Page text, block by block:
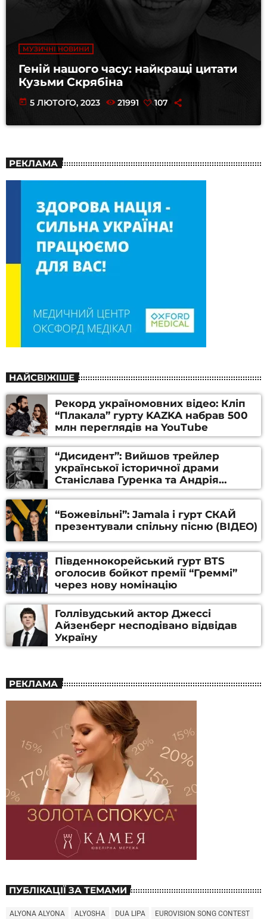
МУЗИЧНІ НОВИНИ
Геній нашого часу: найкращі цитати
Кузьми Скрябіна
today 5 ЛЮТОГО, 2023 21991 107
РЕКЛАМА
НАЙСВІЖІШЕ
Рекорд україномовних відео: Кліп
“Плакала” гурту KAZKA набрав 500
млн переглядів на YouTube
“Дисидент”: Вийшов трейлер
української історичної драми
Станіслава Гуренка та Андрія
Алфьорова (ВІДЕО)
“Божевільні”: Jamala і гурт СКАЙ
презентували спільну пісню (ВІДЕО)
Південнокорейський гурт BTS
оголосив бойкот премії “Греммі”
через нову номінацію
Голлівудський актор Джессі
Айзенберг несподівано відвідав
Україну
РЕКЛАМА
ПУБЛІКАЦІЇ ЗА ТЕМАМИ
ALYONA ALYONA ALYOSHA DUA LIPA
EUROVISION SONG CONTEST